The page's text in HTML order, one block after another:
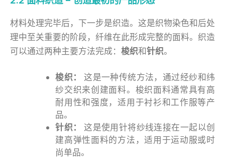
材料处理完毕后，下一步是织造。这是织物染色和后处
理中至关重要的阶段，纤维在此形成完整的面料。织造
可以通过两种主要方法完成： 梭织和针织。
梭织：
这是一种传统方法，通过经纱和纬
纱交织来创建面料。梭织面料通常具有高
耐用性和强度，适用于衬衫和工作服等产
品。
针织：
这是使用针将纱线连接在一起以创
建高弹性面料的方法，适用于运动服或时
尚单品。